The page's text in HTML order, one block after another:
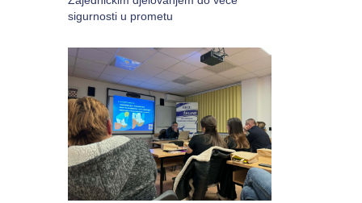
sigurnosti u prometu